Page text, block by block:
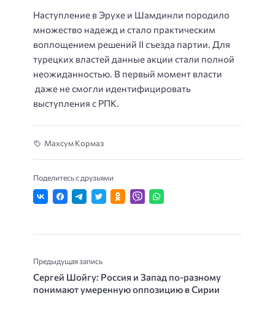
Наступление в Эрухе и Шамдинли породило
множество надежд и стало практическим
воплощением решений II съезда партии. Для
турецких властей данные акции стали полной
неожиданностью. В первый момент власти
даже не смогли идентифицировать
выступления с РПК.
Махсум Кормаз
Поделитесь с друзьями
Предыдущая запись
Сергей Шойгу: Россия и Запад по-разному
понимают умеренную оппозицию в Сирии